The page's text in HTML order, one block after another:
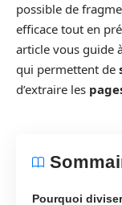
possible de
efficace tout en
article vous guide
qui permettent de
d’extraire les
Pourquoi